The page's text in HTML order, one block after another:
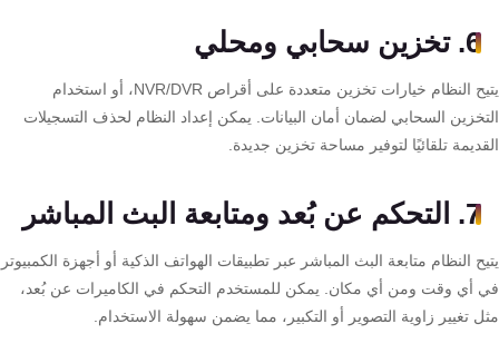
6. تخزين سحابي ومحلي
يتيح النظام خيارات تخزين متعددة على أقراص NVR/DVR، أو استخدام
السحابي لضمان أمان البيانات. يمكن إعداد النظام لحذف التسجيلات
تلقائيًا لتوفير مساحة تخزين جديدة.
7. التحكم عن بُعد ومتابعة البث المباشر
النظام متابعة البث المباشر عبر تطبيقات الهواتف الذكية أو أجهزة الكمبيوتر
أي وقت ومن أي مكان. يمكن للمستخدم التحكم في الكاميرات عن بُعد،
تغيير زاوية التصوير أو التكبير، مما يضمن سهولة الاستخدام.